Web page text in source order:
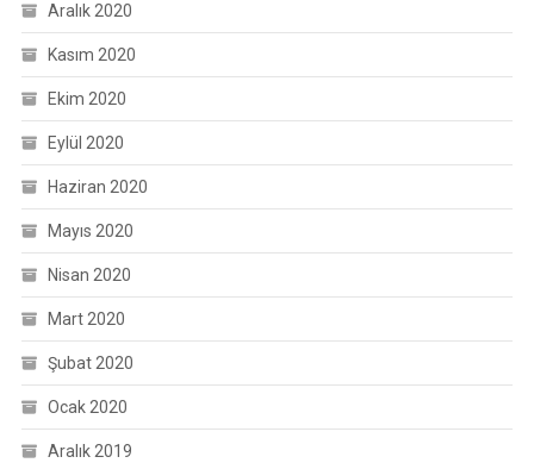
Aralık 2020
Kasım 2020
Ekim 2020
Eylül 2020
Haziran 2020
Mayıs 2020
Nisan 2020
Mart 2020
Şubat 2020
Ocak 2020
Aralık 2019